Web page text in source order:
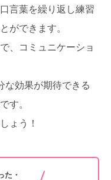
言葉を繰り返し練習
ができます。
、コミュニケーショ
な効果が期待できる
す。
ょう！
た・